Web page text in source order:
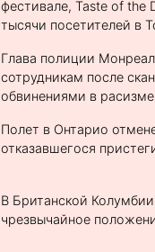
фестивале, Taste of the
тысячи посетителей в
Глава полиции
сотрудникам после
обвинениями в расизме
Полет в Онтарио
отказавшегося
В Британской
чрезвычайное